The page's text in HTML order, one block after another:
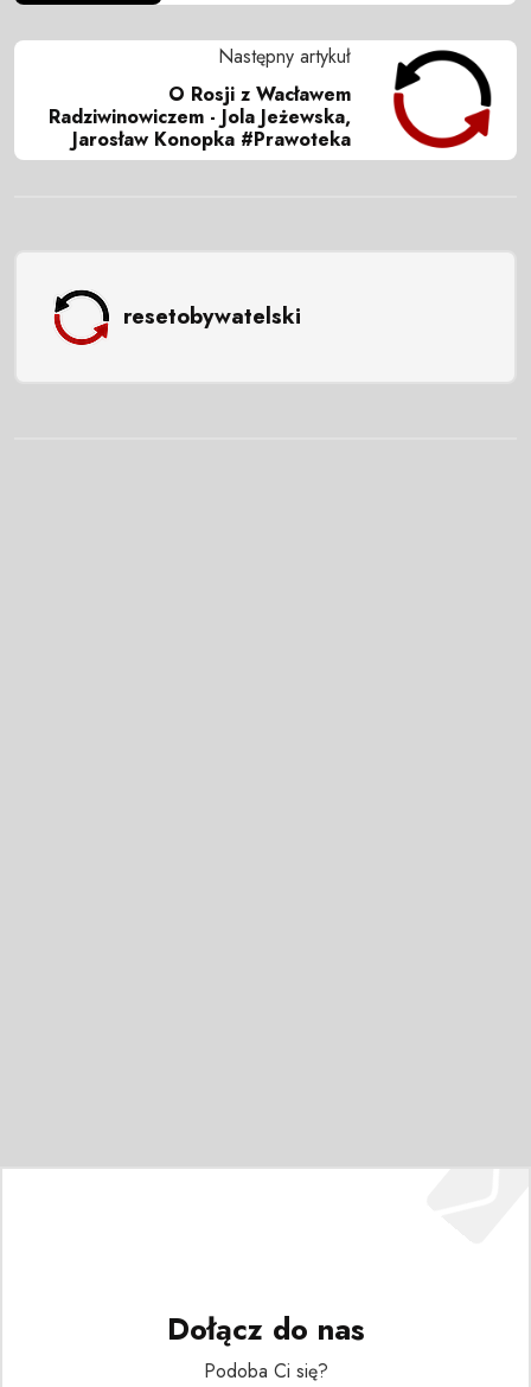
Następny artykuł
O Rosji z Wacławem
Radziwinowiczem - Jola Jeżewska,
Jarosław Konopka #Prawoteka
resetobywatelski
Dołącz do nas
Podoba Ci się?